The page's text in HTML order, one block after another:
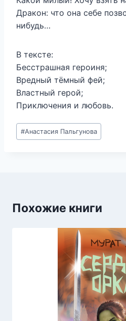
Дракон: что она себе
нибудь…
В тексте:
Бесстрашная героиня;
Вредный тёмный фей;
Властный герой;
Приключения и любовь.
Метки
записи:
#Анастасия Пальгунова
Похожие книги